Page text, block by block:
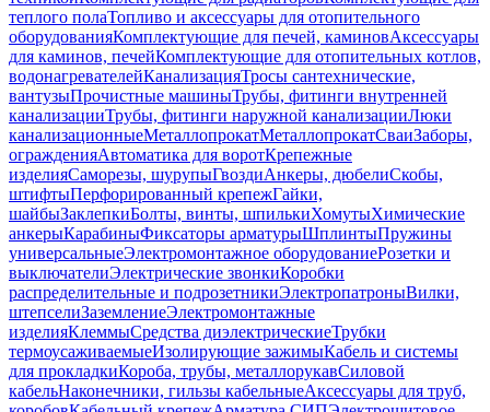
теплого полаТопливо и аксессуары для отопительного
оборудованияКомплектующие для печей, каминовАксессуары
для каминов, печейКомплектующие для отопительных котлов,
водонагревателейКанализацияТросы сантехнические,
вантузыПрочистные машиныТрубы, фитинги внутренней
канализацииТрубы, фитинги наружной канализацииЛюки
канализационныеМеталлопрокатМеталлопрокатСваиЗаборы,
огражденияАвтоматика для воротКрепежные
изделияСаморезы, шурупыГвоздиАнкеры, дюбелиСкобы,
штифтыПерфорированный крепежГайки,
шайбыЗаклепкиБолты, винты, шпилькиХомутыХимические
анкерыКарабиныФиксаторы арматурыШплинтыПружины
универсальныеЭлектромонтажное оборудованиеРозетки и
выключателиЭлектрические звонкиКоробки
распределительные и подрозетникиЭлектропатроныВилки,
штепселиЗаземлениеЭлектромонтажные
изделияКлеммыСредства диэлектрическиеТрубки
термоусаживаемыеИзолирующие зажимыКабель и системы
для прокладкиКороба, трубы, металлорукавСиловой
кабельНаконечники, гильзы кабельныеАксессуары для труб,